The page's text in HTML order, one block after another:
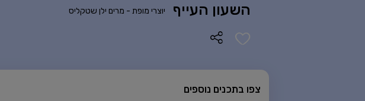
השעון העייף יוצרי מופת - מרים ילן שטקליס
צפו בתכנים נוספים